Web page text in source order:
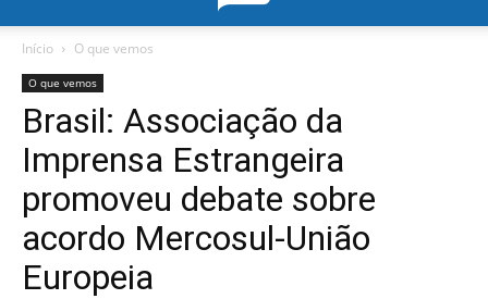
Início O que vemos
O que vemos
Brasil: Associação da
Imprensa Estrangeira
promoveu debate sobre
acordo Mercosul-União
Europeia